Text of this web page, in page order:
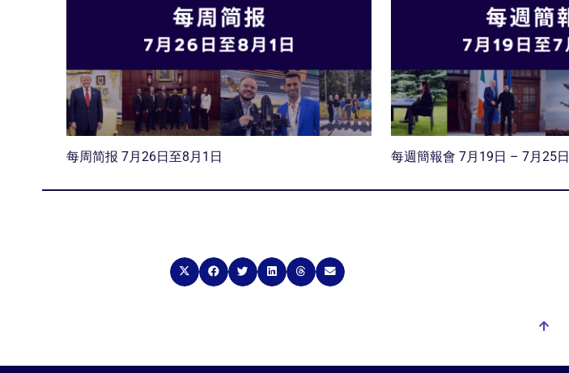
每周简报 7月26日至8月1日 每週簡報會 7月19日 – 7月25日